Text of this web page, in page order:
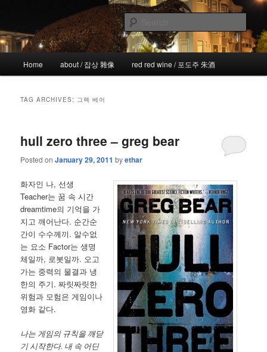
primary
content
secondary
content!wicked
the more I see the less I know
Home about / 잡상 雜像 red red wine / 포도주 朱酒
TAG ARCHIVES: 그렉 베어
hull zero three – greg bear
Posted onJanuary 29, 2011 byethar
화자인 나, 선생
Teacher는 꿈 속 시간
dreamtime의 기억을 가
지고 깨어난다. 순간순
간이 수수께끼. 알수없
는 요소 Factor는 생명
체일까, 로봇일까. 오고
가는 중력의 물결과 냉
한의 주기. 짜릿짜릿한
위험과 모험은 게임이나
영화 같다.
나는 게임의 규칙을 깨닫
기 시작한다. 내 속 어딘